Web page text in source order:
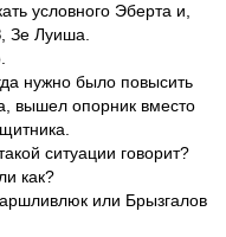
условного Эберта и,
Зе Луиша.
нужно было повысить
вышел опорник вместо
ситуации говорит?
как?
или Брызгалов